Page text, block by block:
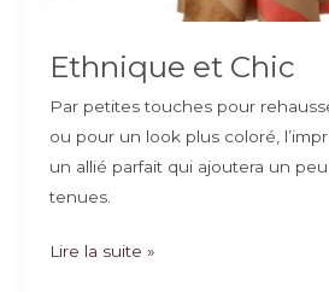
Ethnique et Chic
Par petites touches pour
ou pour un look plus coloré,
un allié parfait qui ajoutera un peu
tenues.
Ethnique
Lire la suite »